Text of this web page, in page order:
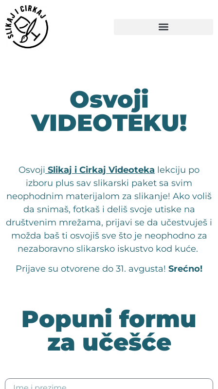
Osvoji
VIDEOTEKU!
Osvoji Slikaj i Cirkaj Videoteka lekciju po
izboru plus sav slikarski paket sa svim
neophodnim materijalom za slikanje! Ako voliš
da snimaš, fotkaš i deliš svoje utiske na
društvenim mrežama, prijavi se da učestvuješ i
možda baš ti osvojiš sve što je neophodno za
nezaboravno slikarsko iskustvo kod kuće.
Prijave su otvorene do 31. avgusta! Srećno!
Popuni formu
za učešće